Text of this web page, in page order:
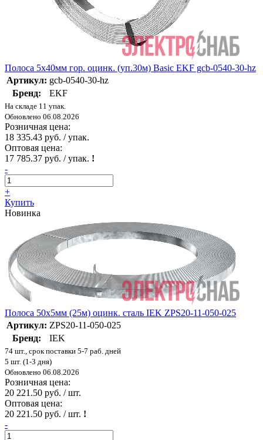
Полоса 5х40мм гор. оцинк. (уп.30м) Basic EKF gcb-0540-30-hz
Артикул: gcb-0540-30-hz
Бренд:
EKF
На складе 11 упак.
Обновлено 06.08.2026
Розничная цена:
18 335.43 руб. / упак.
Оптовая цена:
17 785.37 руб. / упак. !
-
+
Купить
Новинка
Полоса 50х5мм (25м) оцинк. сталь IEK ZPS20-11-050-025
Артикул: ZPS20-11-050-025
Бренд:
IEK
74 шт., срок поставки 5-7 раб. дней
5 шт. (1-3 дня)
Обновлено 06.08.2026
Розничная цена:
20 221.50 руб. / шт.
Оптовая цена:
20 221.50 руб. / шт. !
-